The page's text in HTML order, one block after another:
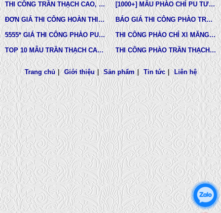
THI CÔNG TRẦN THẠCH CAO, PHÀO CHỈ, PHÙ ĐIÊU TẠI TPHCM [1000+] MẪU PHÀO CHỈ PU TƯỜNG NHÀ ĐẸP, NẸP CHỈ THẠCH CAO ỐP TƯỜNG
ĐƠN GIÁ THI CÔNG HOÀN THIỆN TRẦN THẠCH CAO TẠI TPHCM BÁO GIÁ THI CÔNG PHÀO TRẦN THẠCH CAO MỚI NHẤT
5555* GIÁ THI CÔNG PHÀO PU TƯỜNG NHÀ MỚI NHẤT THI CÔNG PHÀO CHỈ XI MĂNG NHÀ PHỐ, BIỆT THƯ, LÂU ĐÀI DINH THỰ
TOP 10 MẪU TRẦN THẠCH CAO CHUNG CƯ ĐẸP NHẤT THI CÔNG PHÀO TRẦN THẠCH CAO VĨNH TƯỜNG GIÁ RẺ
Trang chủ | Giới thiệu | Sản phẩm | Tin tức | Liên hệ